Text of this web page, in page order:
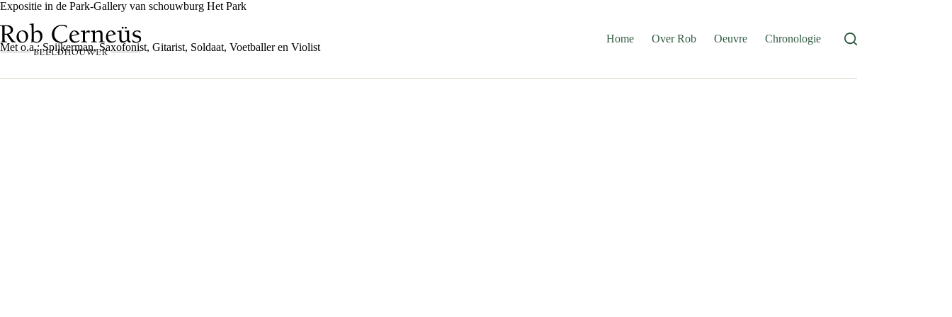
Ga
de
inhoud
Home Over Rob Oeuvre Chronologie
Expositie in de Park-Gallery van schouwburg Het Park
Met o.a.: Spijkerman, Saxofonist, Gitarist, Soldaat, Voetballer en Violist